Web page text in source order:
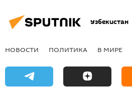
Узбекистан
НОВОСТИ ПОЛИТИКА В МИРЕ